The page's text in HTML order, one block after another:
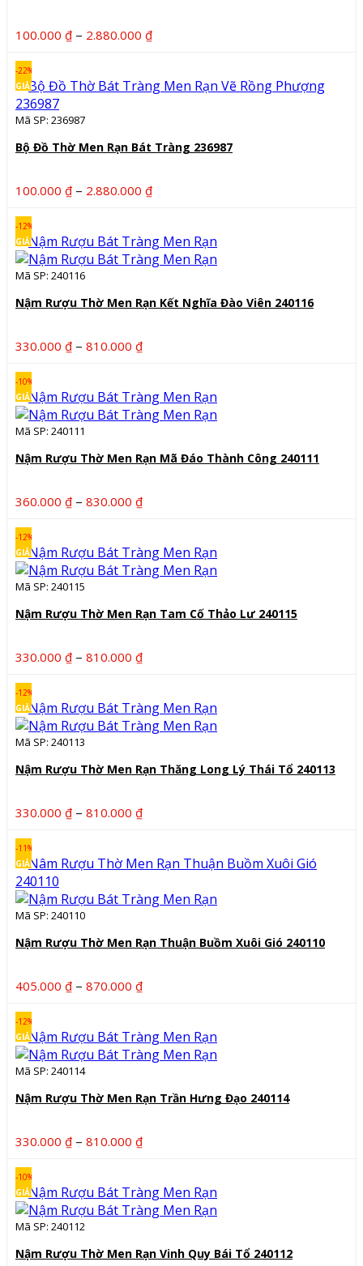
100.000 ₫ – 2.880.000 ₫Khoảng
100.000 ₫
-22%
GIẢM
Mã SP: 236987
Bộ Đồ Thờ Men Rạn Bát Tràng 236987
100.000 ₫ – 2.880.000 ₫Khoảng
100.000 ₫
đến
-12%
GIẢM
Mã SP: 240116
Nậm Rượu Thờ Men Rạn Kết Nghĩa Đào Viên 240116
330.000 ₫ – 810.000 ₫Khoảng
330.000 ₫
đến
-10%
GIẢM
Mã SP: 240111
Nậm Rượu Thờ Men Rạn Mã Đáo Thành Công 240111
360.000 ₫ – 830.000 ₫Khoảng
360.000 ₫
đến
-12%
GIẢM
Mã SP: 240115
Nậm Rượu Thờ Men Rạn Tam Cố Thảo Lư 240115
330.000 ₫ – 810.000 ₫Khoảng
330.000 ₫
đến
-12%
GIẢM
Mã SP: 240113
Nậm Rượu Thờ Men Rạn Thăng Long Lý Thái Tổ 240113
330.000 ₫ – 810.000 ₫Khoảng
330.000 ₫
810.000 ₫
-11%
GIẢM
Mã SP: 240110
Nậm Rượu Thờ Men Rạn Thuận Buồm Xuôi Gió 240110
405.000 ₫ – 870.000 ₫Khoảng
405.000 ₫
đến
-12%
GIẢM
Mã SP: 240114
Nậm Rượu Thờ Men Rạn Trần Hưng Đạo 240114
330.000 ₫ – 810.000 ₫Khoảng
330.000 ₫
đến
-10%
GIẢM
Mã SP: 240112
Nậm Rượu Thờ Men Rạn Vinh Quy Bái Tổ 240112